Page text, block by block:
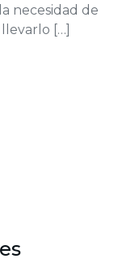
necesidad de
[…]